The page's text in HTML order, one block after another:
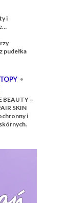
i
pudełka
•
BEAUTY –
SKIN
i